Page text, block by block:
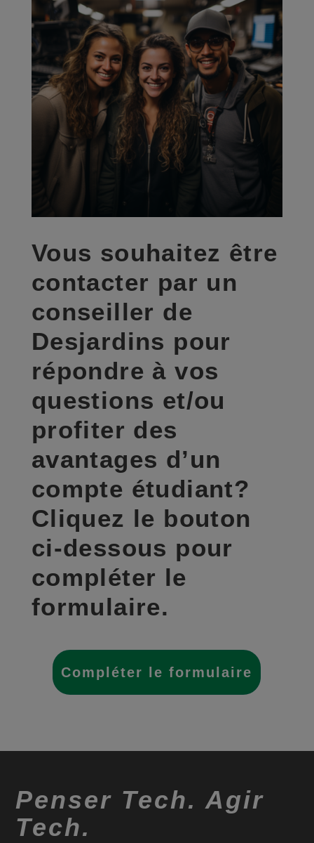
Vous souhaitez être
contacter par un
conseiller de
Desjardins pour
répondre à vos
questions et/ou
profiter des
avantages d’un
compte étudiant?
Cliquez le bouton
ci-dessous pour
compléter le
formulaire.
Compléter le formulaire
Penser Tech. Agir
Tech.